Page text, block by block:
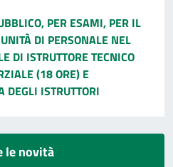
PER ESAMI, PER IL
DI PERSONALE NEL
DI ISTRUTTORE TECNICO
(18 ORE) E
DEGLI ISTRUTTORI
le novità